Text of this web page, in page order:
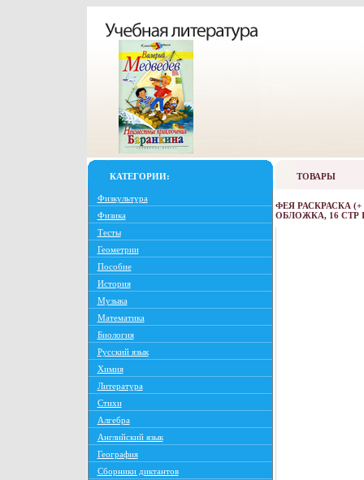
КАТЕГОРИИ:
Физкультура
Физика
Тесты
Геометрии
Пособие
История
Музыка
Математика
Биология
Русский язык
Химия
Литература
Стихи
Алгебра
Английский язык
География
Сборники диктантов
ТОВАРЫ
ФЕЯ РАСКРАСКА
ОБЛОЖКА, 16 СТР